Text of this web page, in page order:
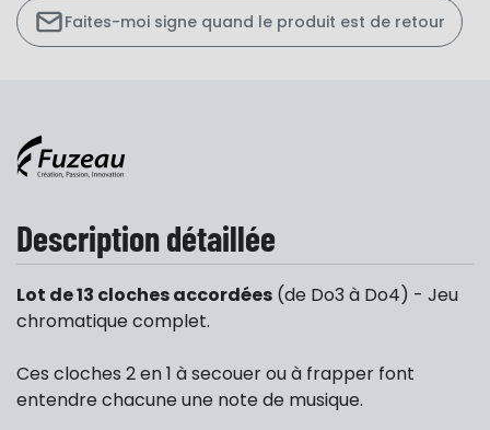
Faites-moi signe quand le produit est de retour
Description détaillée
Lot de 13 cloches accordées (de Do3 à Do4) - Jeu
chromatique complet.
Ces cloches 2 en 1 à secouer ou à frapper font
entendre chacune une note de musique.